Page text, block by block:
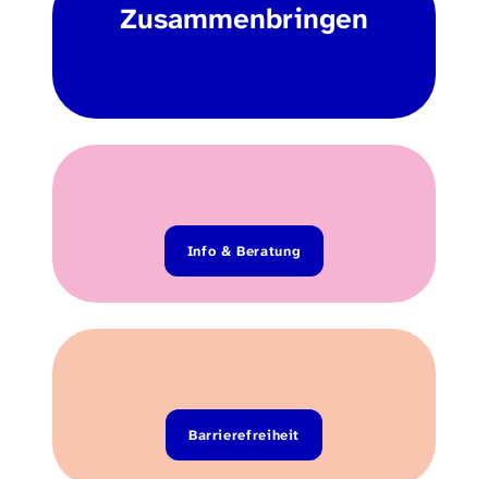
Zusammenbringen
Info & Beratung
Barrierefreiheit